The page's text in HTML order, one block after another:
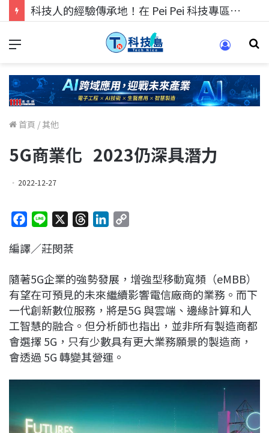
科技人的經驗傳承地！在 Pei Pei 科技專區，與學弟妹交流最硬核的技術
首頁 /其他
5G商業化 2023仍深具潛力
2022-12-27
c
b
o
o
k
n
a
d
s
e
d
I
n
L
i
n
k
編譯／莊閔棻
隨著5G企業的強勢發展，增強型移動寬頻（eMBB）
有望在可預見的未來繼續影響電信廠商的業務。而下
一代創新數位服務，將是5G 與雲端、邊緣計算和人
工智慧的融合。但分析師也指出，並非所有製造商都
會選擇 5G，只有少數具有更大業務願景的製造商，
會透過 5G 轉變其營運。